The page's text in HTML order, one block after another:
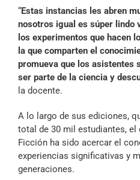
“Estas instancias les abren
nosotros igual es súper lindo
los experimentos que hacen
la que comparten el
promueva que los asistentes
ser parte de la ciencia y
la docente.
A lo largo de sus ediciones,
total de 30 mil estudiantes,
Ficción ha sido acercar el
experiencias significativas y
generaciones.